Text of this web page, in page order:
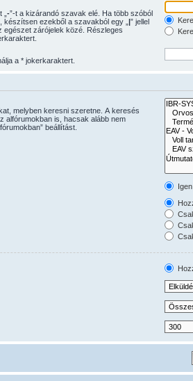
-”-t a kizárandó szavak elé. Ha több szóból
ezekből a szavakból egy „ |” jellel
egészet zárójelek közé. Részleges
a * jokerkaraktert.
melyben keresni szeretne. A keresés
alfórumokban is, hacsak alább nem
beállítást.
Igen